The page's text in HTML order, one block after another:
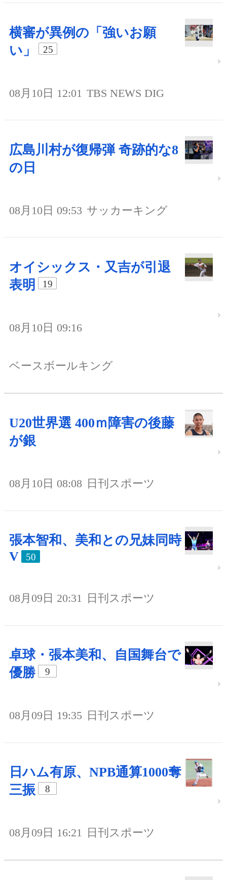
横審が異例の「強いお願
い」
25
08月10日 12:01 TBS NEWS DIG
広島川村が復帰弾 奇跡的な8
の日
08月10日 09:53 サッカーキング
オイシックス・又吉が引退
表明
19
08月10日 09:16
ベースボールキング
U20世界選 400ｍ障害の後藤
が銀
08月10日 08:08 日刊スポーツ
張本智和、美和との兄妹同時
V
50
08月09日 20:31 日刊スポーツ
卓球・張本美和、自国舞台で
優勝
9
08月09日 19:35 日刊スポーツ
日ハム有原、NPB通算1000奪
三振
8
08月09日 16:21 日刊スポーツ